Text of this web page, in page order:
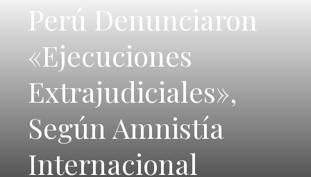
Perú Denunciaron
«ejecuciones
Extrajudiciales»,
Según Amnistía
Internacional